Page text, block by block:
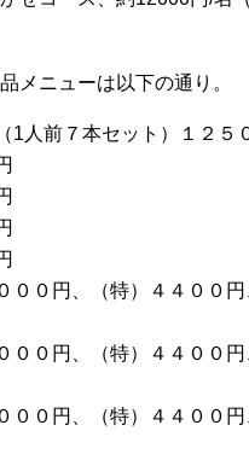
メニューは以下の通り。
1人前７本セット）１２５
００円、（特）４４００円
００円、（特）４４００円
００円、（特）４４００円